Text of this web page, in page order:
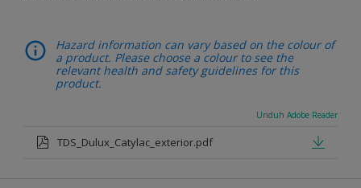
Hazard information can vary based on the colour of
a product. Please choose a colour to see the
relevant health and safety guidelines for this
product.
Unduh Adobe Reader
TDS_Dulux_Catylac_exterior.pdf